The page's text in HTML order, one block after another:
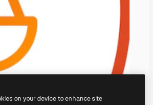
on your device to enhance site